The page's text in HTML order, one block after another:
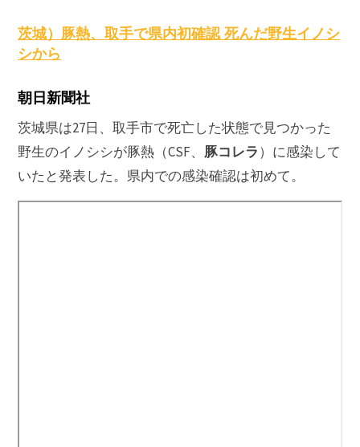
茨城）豚熱、取手で県内初確認 死んだ野生イノシ
シから
朝日新聞社
茨城県は27日、取手市で死亡した状態で見つかった
野生のイノシシが豚熱（CSF、 豚コレラ）に感染して
いたと発表した。県内での感染確認は初めて。